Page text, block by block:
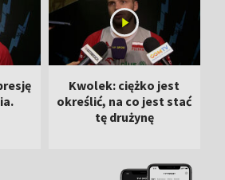
Kwolek: ciężko jest
określić, na co jest stać
tę drużynę